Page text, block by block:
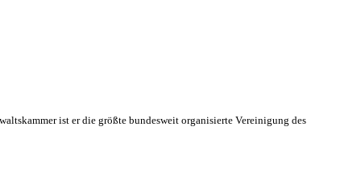
ist er die größte bundesweit organisierte Vereinigung des